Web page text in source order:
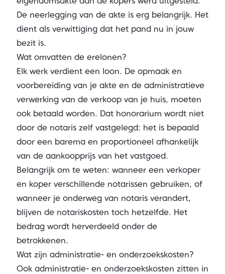
De neerlegging van de akte is erg belangrijk. Het
dient als verwittiging dat het pand nu in jouw
bezit is.
Wat omvatten de erelonen?
Elk werk verdient een loon. De opmaak en
voorbereiding van je akte en de administratieve
verwerking van de verkoop van je huis, moeten
ook betaald worden. Dat honorarium wordt niet
door de notaris zelf vastgelegd: het is bepaald
door een barema en proportioneel afhankelijk
van de aankoopprijs van het vastgoed.
Belangrijk om te weten: wanneer een verkoper
en koper verschillende notarissen gebruiken, of
wanneer je onderweg van notaris verandert,
blijven de notariskosten toch hetzelfde. Het
bedrag wordt herverdeeld onder de
betrokkenen.
Wat zijn administratie- en onderzoekskosten?
Ook administratie- en onderzoekskosten zitten in